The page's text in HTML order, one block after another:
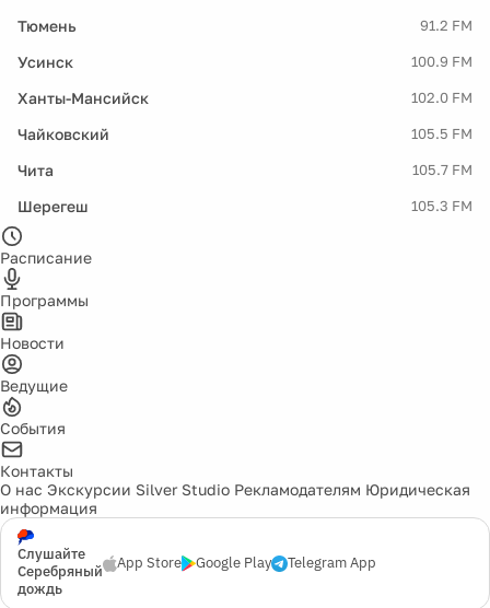
Тюмень 91.2 FM
Усинск 100.9 FM
Ханты-Мансийск 102.0 FM
Чайковский 105.5 FM
Чита 105.7 FM
Шерегеш 105.3 FM
Расписание
Программы
Новости
Ведущие
События
Контакты
О нас Экскурсии Silver Studio Рекламодателям Юридическая
информация
Слушайте
Серебряный
дождь
App Store Google Play Telegram App